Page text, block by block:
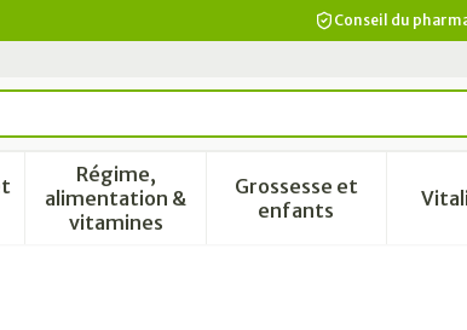
Conseil du
le sous-menu pour la catégorie Beauté, soins et
Régime,
alimentation &
vitamines
Afficher le sous-menu pour la
Grossesse et
enfantsAfficher le sous-